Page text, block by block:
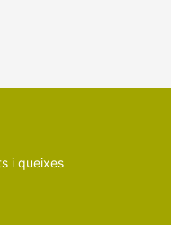
i queixes